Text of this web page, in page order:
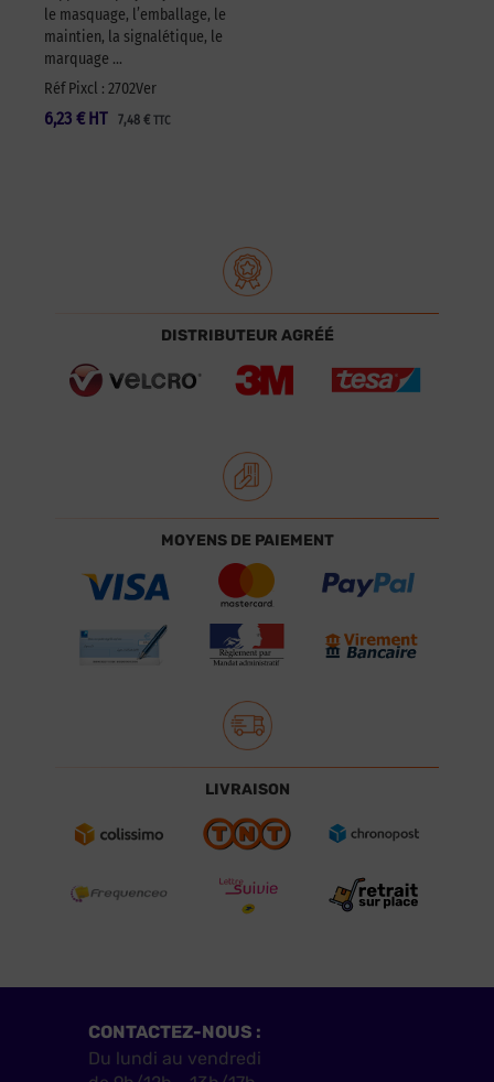
le masquage, l’emballage, le
maintien, la signalétique, le
marquage …
Réf Pixcl : 2702Ver
6,23 € 7,48 € TTC
HT
DISTRIBUTEUR AGRÉÉ
MOYENS DE PAIEMENT
LIVRAISON
CONTACTEZ-NOUS :
Du lundi au vendredi